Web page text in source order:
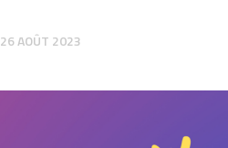
26 AOÛT 2023